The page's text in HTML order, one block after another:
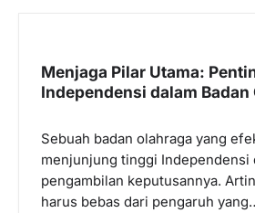
Menjaga Pilar Utama:
Independensi dalam Badan
Sebuah badan olahraga yang
menjunjung tinggi Independensi
pengambilan keputusannya.
harus bebas dari pengaruh